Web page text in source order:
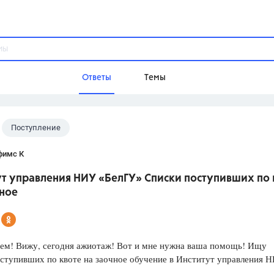
Ответы Темы
Разумовская М.М., Габриелян
Поступление
К
управления НИУ «БелГУ» Списки поступивших по
Вижу, сегодня ажиотаж! Вот и мне нужна ваша помощь! Ищу
по квоте на заочное обучение в Институт управления